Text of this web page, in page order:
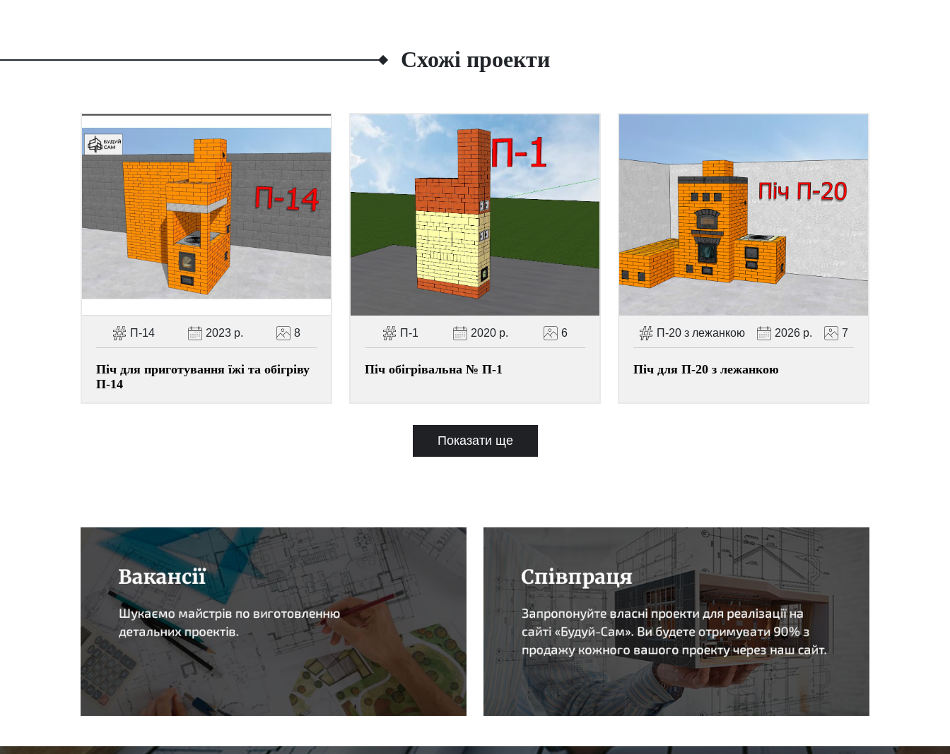
Схожі проекти
П-14 2023 р. 8
Піч для приготування їжі та обігріву
П-14
П-1 2020 р. 6
Піч обігрівальна № П-1
П-20 з лежанкою 2026 р. 7
Піч для П-20 з лежанкою
Показати ще